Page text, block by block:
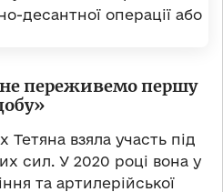
переживемо першу
взяла участь під
сил. У 2020 році вона у
та артилерійської